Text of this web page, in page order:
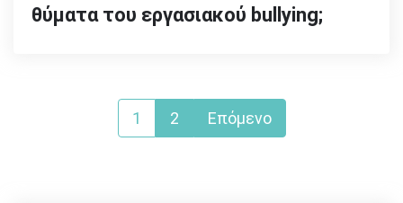
θύματα του εργασιακού bullying;
Σελιδοποίηση
1 2 Επόμενο